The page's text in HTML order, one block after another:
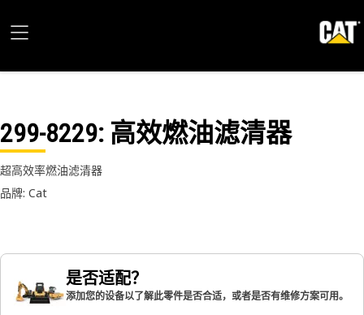
299-8229: 高效燃油滤清器
超高效率燃油滤清器
品牌: Cat
是否适配？
添加您的设备以了解此零件是否合适，或者是否有维修方案可用。